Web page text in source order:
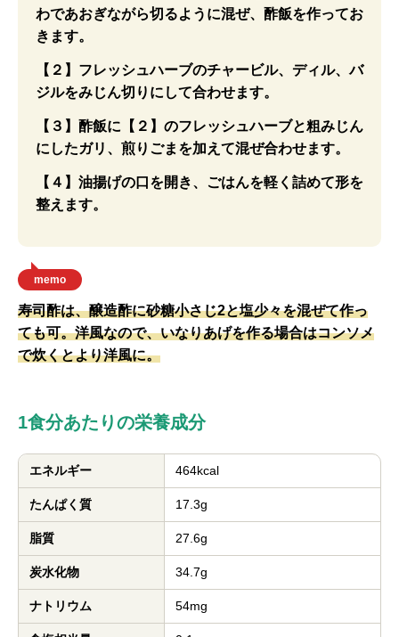
わであおぎながら切るように混ぜ、酢飯を作ってお
きます。
【２】フレッシュハーブのチャービル、ディル、バ
ジルをみじん切りにして合わせます。
【３】酢飯に【２】のフレッシュハーブと粗みじん
にしたガリ、煎りごまを加えて混ぜ合わせます。
【４】油揚げの口を開き、ごはんを軽く詰めて形を
整えます。
memo
寿司酢は、醸造酢に砂糖小さじ2と塩少々を混ぜて作っ
ても可。洋風なので、いなりあげを作る場合はコンソメ
で炊くとより洋風に。
1食分あたりの栄養成分
エネルギー 464kcal
たんぱく質 17.3g
脂質 27.6g
炭水化物 34.7g
ナトリウム 54mg